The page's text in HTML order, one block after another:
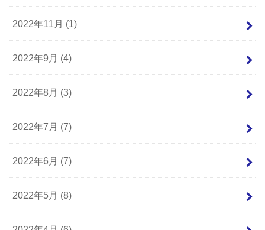
2022年11月 (1)
2022年9月 (4)
2022年8月 (3)
2022年7月 (7)
2022年6月 (7)
2022年5月 (8)